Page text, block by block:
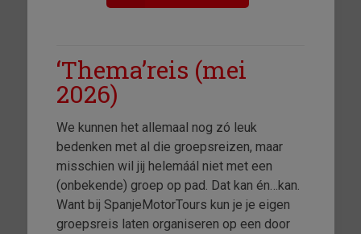
‘Thema’reis (mei
2026)
We kunnen het allemaal nog zó leuk
bedenken met al die groepsreizen, maar
misschien wil jij helemáál niet met een
(onbekende) groep op pad. Dat kan én…kan.
Want bij SpanjeMotorTours kun je je eigen
groepsreis laten organiseren op een door